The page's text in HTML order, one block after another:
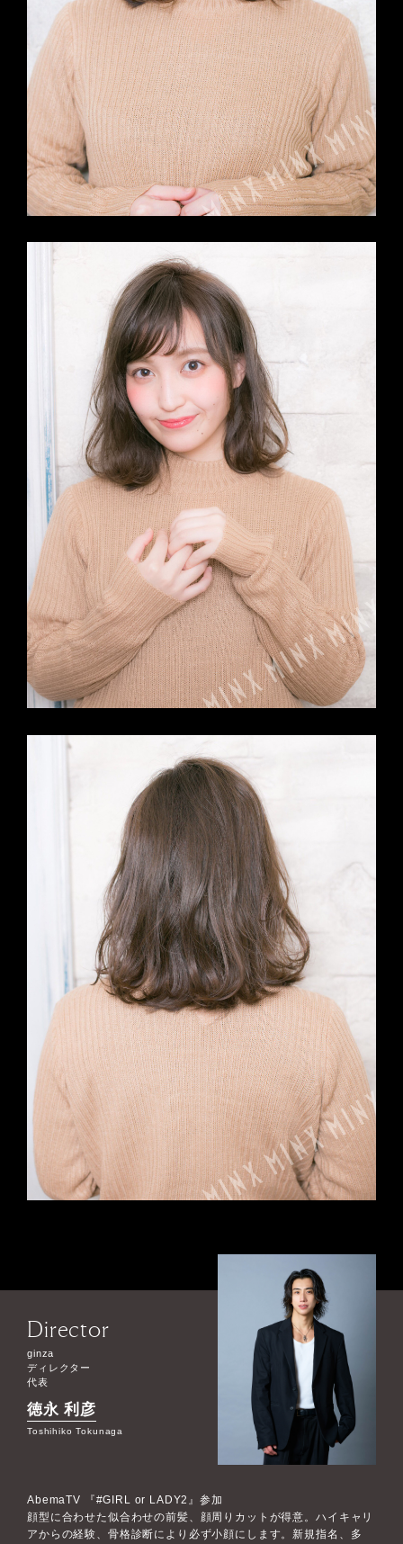
Director
ginza
ディレクター
代表
徳永 利彦
Toshihiko Tokunaga
AbemaTV 『#GIRL or LADY2』参加
顔型に合わせた似合わせの前髪、顔周りカットが得意。ハイキャリ
アからの経験、骨格診断により必ず小顔にします。新規指名、多